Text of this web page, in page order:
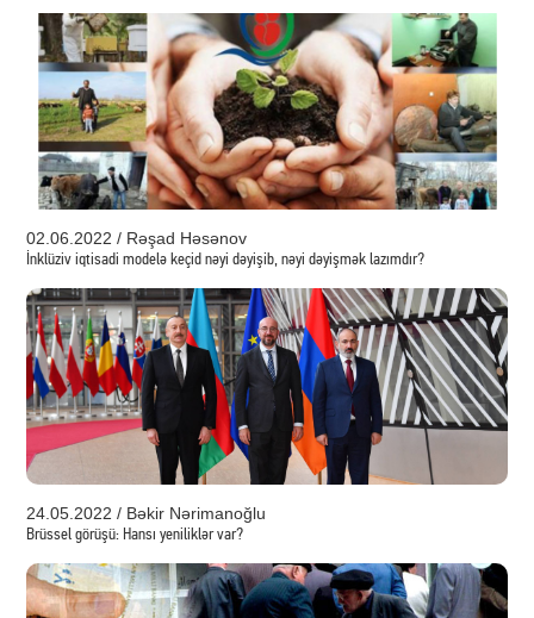
02.06.2022 / Rəşad Həsənov
İnklüziv iqtisadi modelə keçid nəyi dəyişib, nəyi dəyişmək lazımdır?
24.05.2022 / Bəkir Nərimanoğlu
Brüssel görüşü: Hansı yeniliklər var?